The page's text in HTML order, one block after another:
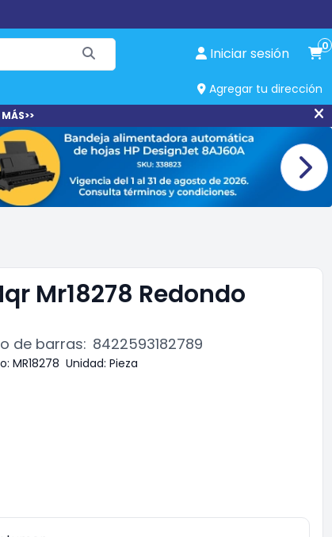
Iniciar sesión 0
Agregar tu dirección
Mr18278 Redondo
de barras: 8422593182789
MR18278 Unidad: Pieza